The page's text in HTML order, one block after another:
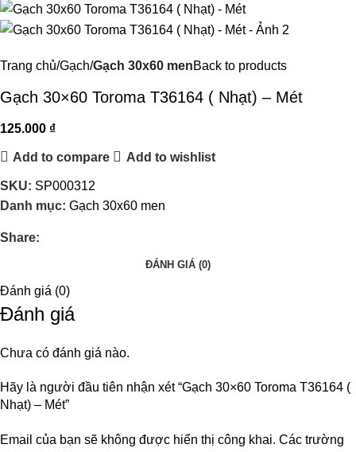
Trang chủ Gạch Gạch 30x60 menBack to products
Gạch 30×60 Toroma T36164 ( Nhạt) – Mét
125.000 ₫
Add to compare Add to wishlist
SKU: SP000312
Danh mục: Gạch 30x60 men
Share:
ĐÁNH GIÁ (0)
Đánh giá (0)
Đánh giá
Chưa có đánh giá nào.
Hãy là người đầu tiên nhận xét “Gạch 30×60 Toroma T36164 (
Nhạt) – Mét”
Email của bạn sẽ không được hiển thị công khai. Các trường